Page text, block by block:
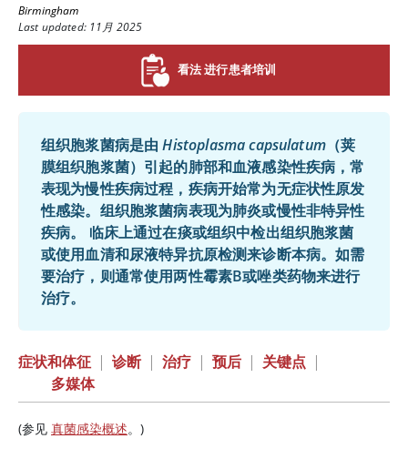
Birmingham
Last updated: 11月 2025
看法 进行患者培训
组织胞浆菌病是由Histoplasma capsulatum（荚
膜组织胞浆菌）引起的肺部和血液感染性疾病，常
表现为慢性疾病过程，疾病开始常为无症状性原发
性感染。组织胞浆菌病表现为肺炎或慢性非特异性
疾病。 临床上通过在痰或组织中检出组织胞浆菌
或使用血清和尿液特异抗原检测来诊断本病。如需
要治疗，则通常使用两性霉素B或唑类药物来进行
治疗。
症状和体征 | 诊断 | 治疗 | 预后 | 关键点 |
多媒体
(参见 真菌感染概述。)